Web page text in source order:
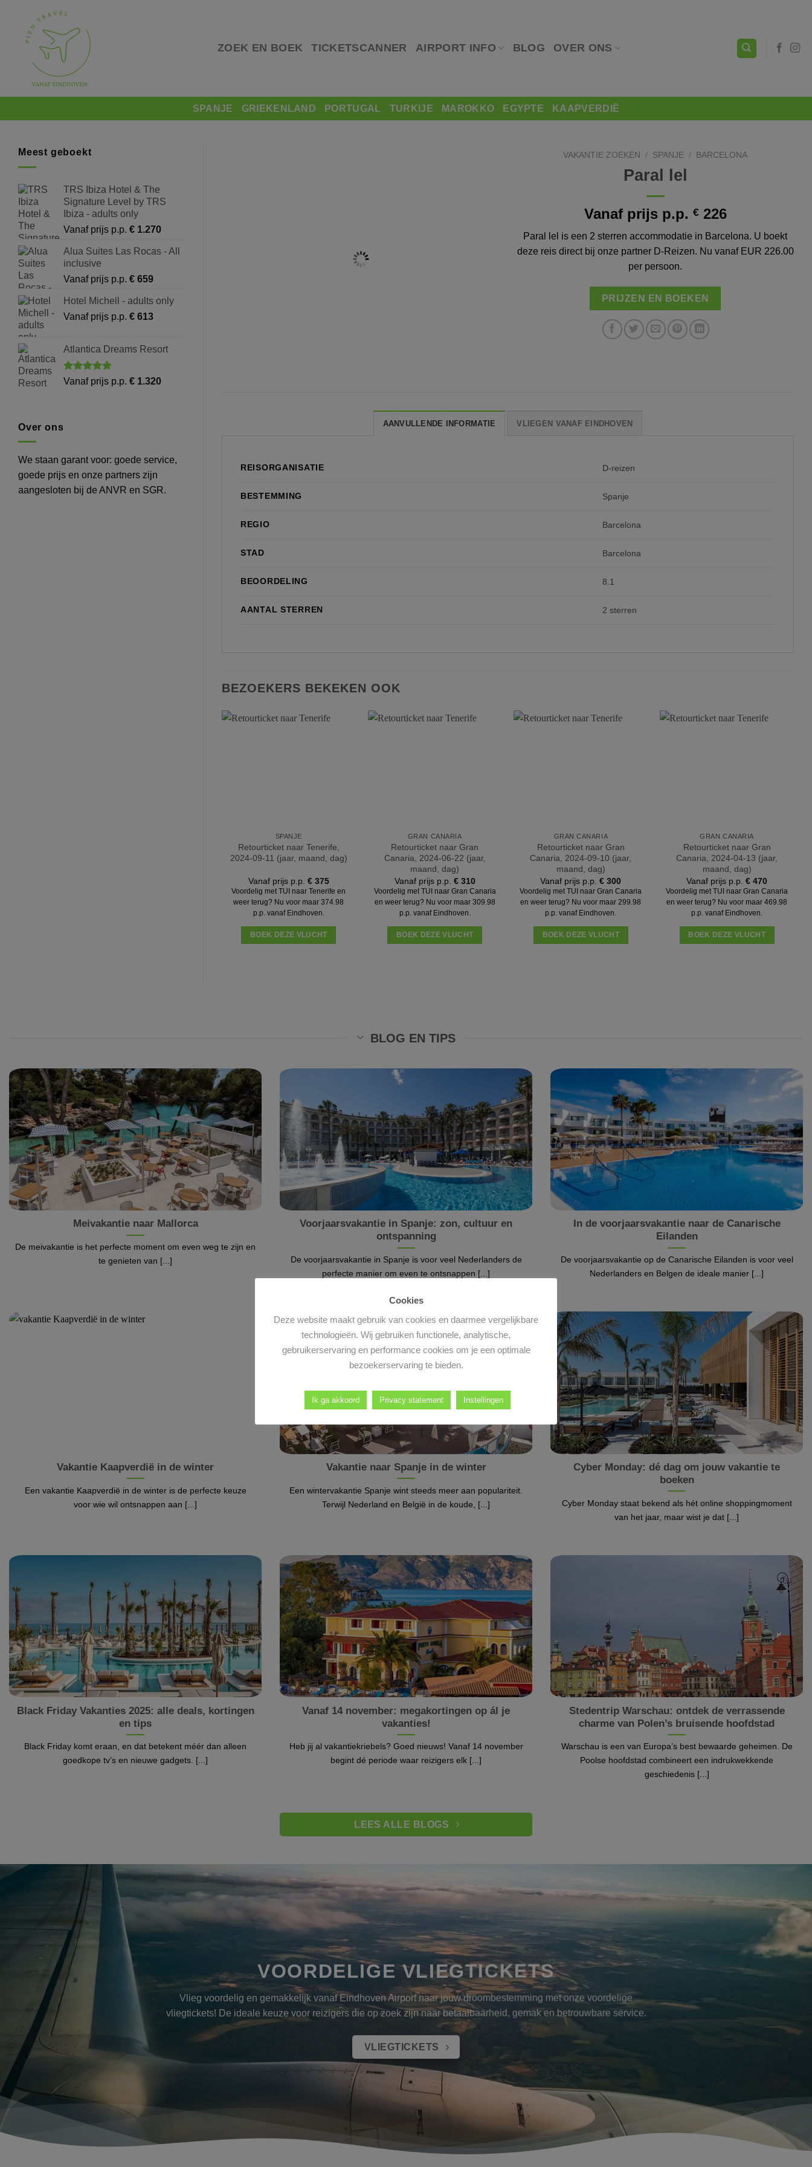
content
ZOEK EN BOEK TICKETSCANNER AIRPORT INFO BLOG OVER ONS
SPANJE GRIEKENLAND PORTUGAL TURKIJE MAROKKO EGYPTE KAAPVERDIË
Meest geboekt
TRS Ibiza Hotel & The
Signature Level by TRS
Ibiza - adults only
Vanaf prijs p.p. € 1.270
Alua Suites Las Rocas - All
inclusive
Vanaf prijs p.p. € 659
Hotel Michell - adults only
Vanaf prijs p.p. € 613
Atlantica Dreams Resort
Gewaardeerd
uit 5
Vanaf prijs p.p. € 1.320
Over ons
We staan garant voor: goede service,
goede prijs en onze partners zijn
aangesloten bij de ANVR en SGR.
VAKANTIE ZOEKEN / SPANJE / BARCELONA
Paral lel
Vanaf prijs p.p. €226
Paral lel is een 2 sterren accommodatie in Barcelona. U boekt
deze reis direct bij onze partner D-Reizen. Nu vanaf EUR 226.00
per persoon.
PRIJZEN EN BOEKEN
AANVULLENDE INFORMATIE VLIEGEN VANAF EINDHOVEN
REISORGANISATIE D-reizen
BESTEMMING Spanje
REGIO Barcelona
STAD Barcelona
BEOORDELING 8.1
AANTAL STERREN 2 sterren
BEZOEKERS BEKEKEN OOK
SPANJE
Retourticket naar Tenerife,
2024-09-11 (jaar, maand, dag)
Vanaf prijs p.p. €375
Voordelig met TUI naar Tenerife en
weer terug? Nu voor maar 374.98
p.p. vanaf Eindhoven.
BOEK DEZE VLUCHT
GRAN CANARIA
Retourticket naar Gran
Canaria, 2024-06-22 (jaar,
maand, dag)
Vanaf prijs p.p. €310
Voordelig met TUI naar Gran Canaria
en weer terug? Nu voor maar 309.98
p.p. vanaf Eindhoven.
BOEK DEZE VLUCHT
GRAN CANARIA
Retourticket naar Gran
Canaria, 2024-09-10 (jaar,
maand, dag)
Vanaf prijs p.p.€ 300
Voordelig met TUI naar Gran Canaria
en weer terug? Nu voor maar 299.98
p.p. vanaf Eindhoven.
BOEK DEZE VLUCHT
GRAN CANARIA
Retourticket naar Gran
Canaria, 2024-04-13 (jaar,
maand, dag)
Vanaf prijs p.p.€ 470
Voordelig met TUI naar Gran Canaria
en weer terug? Nu voor maar 469.98
p.p. vanaf Eindhoven.
BOEK DEZE VLUCHT
BLOG EN TIPS
Meivakantie naar Mallorca
De meivakantie is het perfecte moment om even weg te zijn en
te genieten van [...]
Voorjaarsvakantie in Spanje: zon, cultuur en
ontspanning
De voorjaarsvakantie in Spanje is voor veel Nederlanders de
perfecte manier om even te ontsnappen [...]
In de voorjaarsvakantie naar de Canarische
Eilanden
De voorjaarsvakantie op de Canarische Eilanden is voor veel
Nederlanders en Belgen de ideale manier [...]
Vakantie Kaapverdië in de winter
Een vakantie Kaapverdië in de winter is de perfecte keuze
voor wie wil ontsnappen aan [...]
Vakantie naar Spanje in de winter
Een wintervakantie Spanje wint steeds meer aan populariteit.
Terwijl Nederland en België in de koude, [...]
Cyber Monday: dé dag om jouw vakantie te
boeken
Cyber Monday staat bekend als hét online shoppingmoment
van het jaar, maar wist je dat [...]
Black Friday Vakanties 2025: alle deals, kortingen
en tips
Black Friday komt eraan, en dat betekent méér dan alleen
goedkope tv’s en nieuwe gadgets. [...]
Vanaf 14 november: megakortingen op ál je
vakanties!
Heb jij al vakantiekriebels? Goed nieuws! Vanaf 14 november
begint dé periode waar reizigers elk [...]
Stedentrip Warschau: ontdek de verrassende
charme van Polen’s bruisende hoofdstad
Warschau is een van Europa’s best bewaarde geheimen. De
Poolse hoofdstad combineert een indrukwekkende
geschiedenis [...]
LEES ALLE BLOGS
VOORDELIGE VLIEGTICKETS
Vlieg voordelig en gemakkelijk vanaf Eindhoven Airport naar jouw droombestemming met onze voordelige
vliegtickets! De ideale keuze voor reizigers die op zoek zijn naar betaalbaarheid, gemak en betrouwbare service.
VLIEGTICKETS
Cookies
Deze website maakt gebruik van cookies en daarmee vergelijkbare
technologieën. Wij gebruiken functionele, analytische,
gebruikerservaring en performance cookies om je een optimale
bezoekerservaring te bieden.
Ik ga akkoord Privacy statement Instellingen